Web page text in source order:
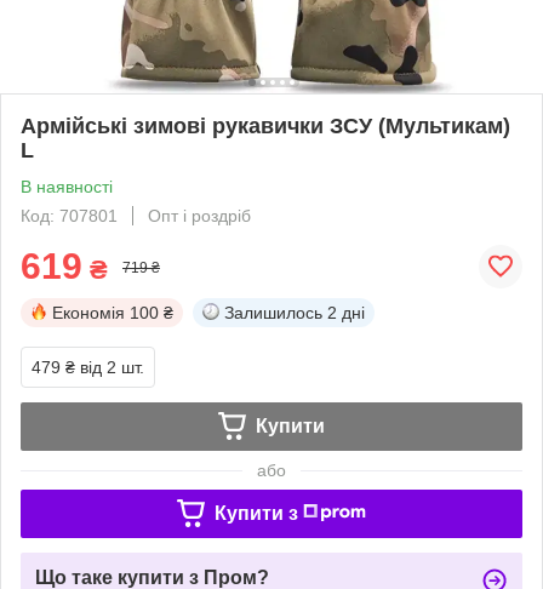
Армійські зимові рукавички ЗСУ (Мультикам)
L
В наявності
Код: 707801
Опт і роздріб
619 ₴ 719 ₴
Економія 100 ₴ Залишилось 2 дні
479 ₴ від 2 шт.
Купити
або
Купити з
Що таке купити з Пром?